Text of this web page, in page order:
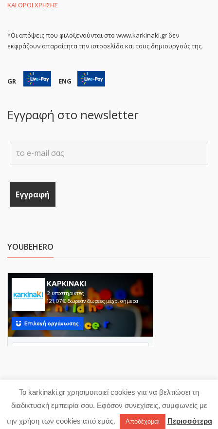
ΚΑΙ ΟΡΟΙ ΧΡΗΣΗΣ
*Οι απόψεις που φιλοξενούνται στο www.karkinaki.gr δεν
εκφράζουν απαραίτητα την ιστοσελίδα και τους δημιουργούς της.
GR ENG
Εγγραφή στο newsletter
YOUBEHERO
Copyright 2023 karkinaki.gr
Powered with ♥ byproDigi
Το karkinaki.gr χρησιμοποιεί cookies για να βελτιώσει τη
διαδικτυακή εμπειρία σου. Εφόσον συνεχίσεις, συμφωνείς με
την χρήση των cookies από εμάς.
Αποδέχομαι Περισσότερα